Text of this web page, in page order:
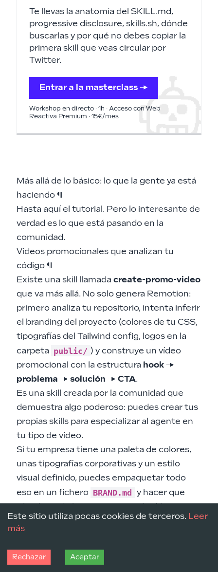
Este sitio utiliza pocas cookies de terceros. Leer
más
Rechazar Aceptar
Te llevas la anatomía del SKILL.md,
progressive disclosure, skills.sh, dónde
buscarlas y por qué no debes copiar la
primera skill que veas circular por
Twitter.
Entrar a la masterclass →
Workshop en directo · 1h · Acceso con Web
Reactiva Premium · 15€/mes
Más allá de lo básico: lo que la gente ya está
haciendo ¶
Hasta aquí el tutorial. Pero lo interesante de
verdad es lo que está pasando en la
comunidad.
Vídeos promocionales que analizan tu
código ¶
Existe una skill llamada create-promo-video
que va más allá. No solo genera Remotion:
primero analiza tu repositorio, intenta inferir
el branding del proyecto (colores de tu CSS,
tipografías del Tailwind config, logos en la
carpeta public/ ) y construye un vídeo
promocional con la estructura hook →
problema → solución → CTA.
Es una skill creada por la comunidad que
demuestra algo poderoso: puedes crear tus
propias skills para especializar al agente en
tu tipo de vídeo.
Si tu empresa tiene una paleta de colores,
unas tipografías corporativas y un estilo
visual definido, puedes empaquetar todo
eso en un fichero BRAND.md y hacer que
genere. Sin improvisaciones.
Remotion mantiene una
su web con ejemplos reales: rutas de viaje